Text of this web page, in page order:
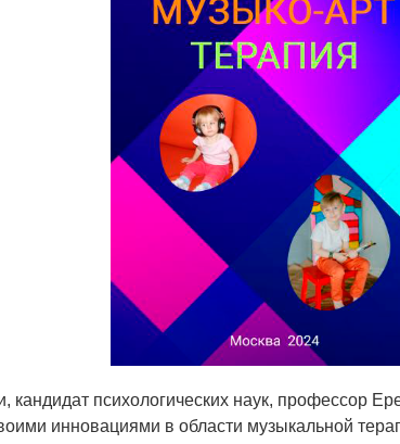
кандидат психологических наук, профессор
инновациями в области музыкальной